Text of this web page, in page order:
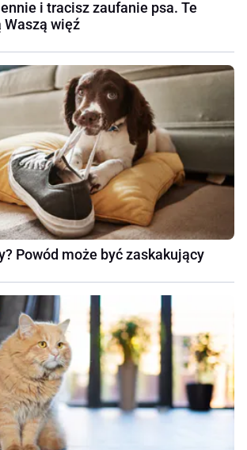
i tracisz zaufanie psa. Te
Waszą więź
Powód może być zaskakujący